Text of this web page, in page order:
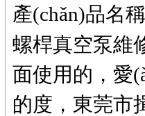
產(chǎn)品名
螺桿真空泵維
面使用的，愛
的度，東莞市